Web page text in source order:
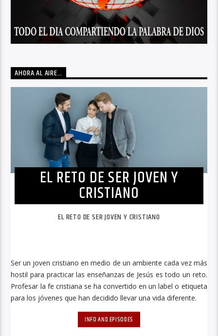
AHORA AL AIRE…
EL RETO DE SER JOVEN Y
CRISTIANO
EL RETO DE SER JOVEN Y CRISTIANO
Ser un joven cristiano en medio de un ambiente cada vez más
hostil para practicar las enseñanzas de Jesús es todo un reto.
Profesar la fe cristiana se ha convertido en un label o etiqueta
para los jóvenes que han decidido llevar una vida diferente.
INFO AND EPISODES